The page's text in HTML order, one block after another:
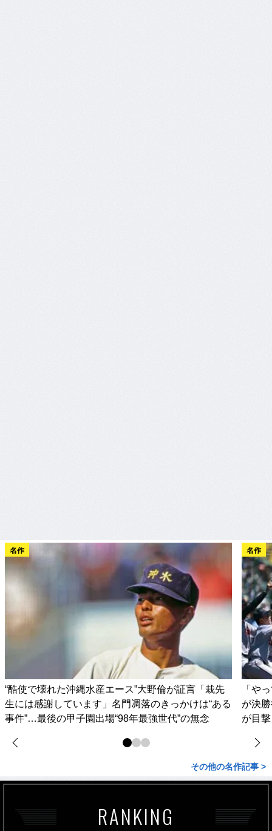
名作
“酷使で壊れた沖縄水産エース”大野倫が証言「栽先
生には感謝しています」名門凋落のきっかけは“ある
事件”…最後の甲子園出場“98年最強世代”の無念
名作
「や
が決
が目
その他の名作記事 >
RANKING